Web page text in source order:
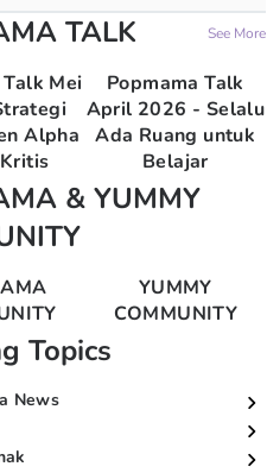
TALK See More
Mei
Alpha
Popmama Talk
April 2026 - Selalu
Ada Ruang untuk
Belajar
& YUMMY
YUMMY
COMMUNITY
Topics
News